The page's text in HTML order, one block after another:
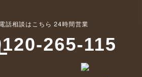
電話相談はこちら 24時間営業
265-115